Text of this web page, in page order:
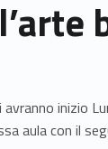
avranno inizio
aula con il